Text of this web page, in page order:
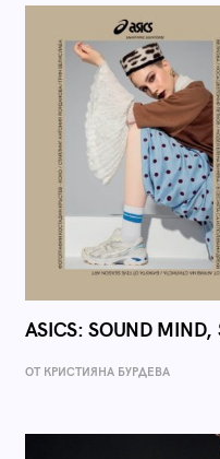
ASICS: SOUND MIND,
ОТ КРИСТИЯНА БУРДЕВА